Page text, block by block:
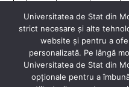
29 30
31
Universitatea de Stat din
strict necesare și alte
website și pentru a
personalizată. Pe lângă
Universitatea de Stat din
opționale pentru a